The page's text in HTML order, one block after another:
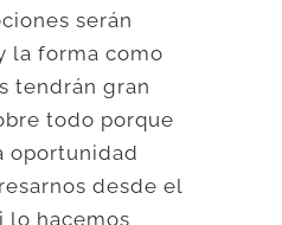
serán
la forma como
tendrán gran
todo porque
oportunidad
desde el
lo hacemos